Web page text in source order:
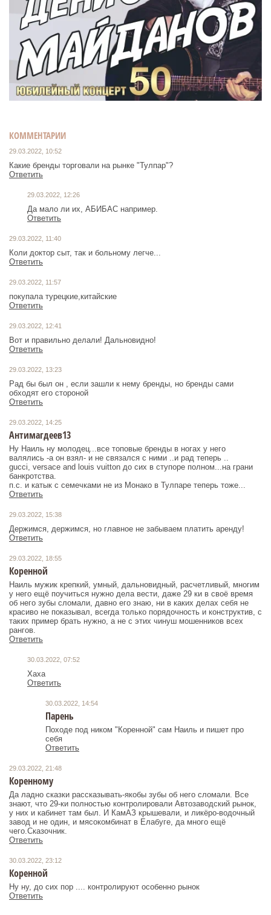
КОММЕНТАРИИ
29.03.2022, 10:52
Какие бренды торговали на рынке "Тулпар"?
Ответить
29.03.2022, 12:26
Да мало ли их, АБИБАС например.
Ответить
29.03.2022, 11:40
Коли доктор сыт, так и больному легче...
Ответить
29.03.2022, 11:57
покупала турецкие,китайские
Ответить
29.03.2022, 12:41
Вот и правильно делали! Дальновидно!
Ответить
29.03.2022, 13:23
Рад бы был он , если зашли к нему бренды, но бренды сами
обходят его стороной
Ответить
29.03.2022, 14:25
Антимагдеев13
Ну Наиль ну молодец...все топовые бренды в ногах у него
валялись -а он взял- и не связался с ними ..и рад теперь ..
gucci, versace and louis vuitton до сих в ступоре полном...на грани
банкротства.
п.с. и катык с семечками не из Монако в Тулпаре теперь тоже...
Ответить
29.03.2022, 15:38
Держимся, держимся, но главное не забываем платить аренду!
Ответить
29.03.2022, 18:55
Коренной
Наиль мужик крепкий, умный, дальновидный, расчетливый, многим
у него ещё поучиться нужно дела вести, даже 29 ки в своё время
об него зубы сломали, давно его знаю, ни в каких делах себя не
красиво не показывал, всегда только порядочность и конструктив, с
таких пример брать нужно, а не с этих чинуш мошенников всех
рангов.
Ответить
30.03.2022, 07:52
Хаха
Ответить
30.03.2022, 14:54
Парень
Походе под ником "Коренной" сам Наиль и пишет про
себя
Ответить
29.03.2022, 21:48
Коренному
Да ладно сказки рассказывать-якобы зубы об него сломали. Все
знают, что 29-ки полностью контролировали Автозаводский рынок,
у них и кабинет там был. И КамАЗ крышевали, и ликёро-водочный
завод и не один, и мясокомбинат в Елабуге, да много ещё
чего.Сказочник.
Ответить
30.03.2022, 23:12
Коренной
Ну ну, до сих пор .... контролируют особенно рынок
Ответить